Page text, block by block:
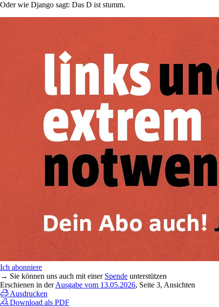
Oder wie Django sagt: Das D ist stumm.
Ich abonniere
→ Sie können uns auch mit einer Spende unterstützen
Erschienen in derAusgabe vom 13.05.2026, Seite 3, Ansichten
Ausdrucken
Download als PDF